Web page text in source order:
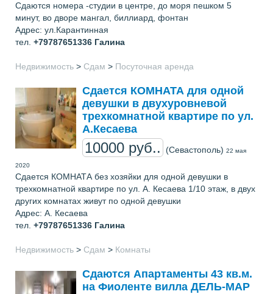
Сдаются номера -студии в центре, до моря пешком 5
минут, во дворе мангал, биллиард, фонтан
Адрес: ул.Карантинная
тел. +79787651336 Галина
Недвижимость > Сдам > Посуточная аренда
Сдается КОМНАТА для одной
девушки в двухуровневой
трехкомнатной квартире по ул.
А.Кесаева
10000 руб.. (Севастополь) 22 мая
2020
Сдается КОМНАТА без хозяйки для одной девушки в
трехкомнатной квартире по ул. А. Кесаева 1/10 этаж, в двух
других комнатах живут по одной девушки
Адрес: А. Кесаева
тел. +79787651336 Галина
Недвижимость > Сдам > Комнаты
Сдаются Апартаменты 43 кв.м.
на Фиоленте вилла ДЕЛЬ-МАР